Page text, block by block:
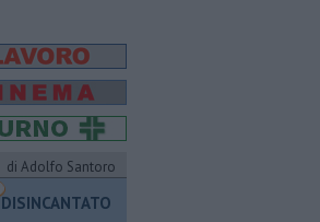
di Adolfo Santoro
DISINCANTATO